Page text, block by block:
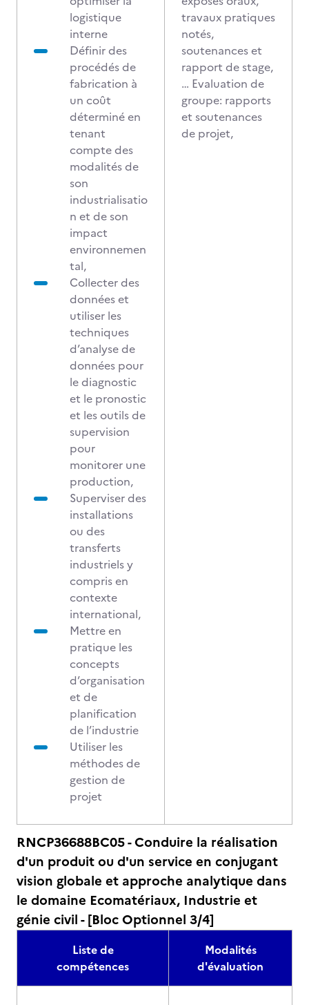
logistique
interne
Définir des
procédés de
fabrication à
un coût
déterminé en
tenant
compte des
modalités de
son
industrialisatio
n et de son
impact
environnemen
tal,
Collecter des
données et
utiliser les
techniques
d’analyse de
données pour
le diagnostic
et le pronostic
et les outils de
supervision
pour
monitorer une
production,
Superviser des
installations
ou des
transferts
industriels y
compris en
contexte
international,
Mettre en
pratique les
concepts
d’organisation
et de
planification
de l’industrie
Utiliser les
méthodes de
gestion de
projet
travaux pratiques
notés,
soutenances et
rapport de stage,
… Evaluation de
groupe: rapports
et soutenances
de projet,
RNCP36688BC05 - Conduire la réalisation
d'un produit ou d'un service en conjugant
vision globale et approche analytique dans
le domaine Ecomatériaux, Industrie et
génie civil - [Bloc Optionnel 3/4]
Liste de
compétences
Modalités
d'évaluation